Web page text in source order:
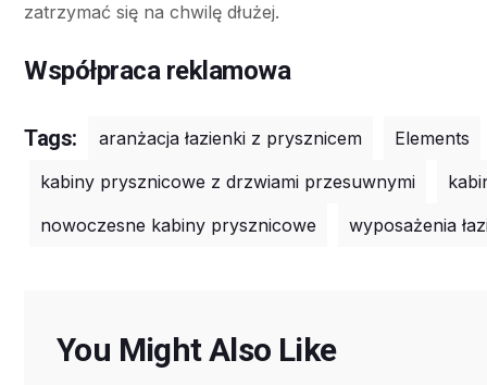
zatrzymać się na chwilę dłużej.
Współpraca reklamowa
Tags: aranżacja łazienki z prysznicem
Elements
kabiny prysznicowe z drzwiami przesuwnymi
nowoczesne kabiny prysznicowe
wyposażenia
You Might Also Like